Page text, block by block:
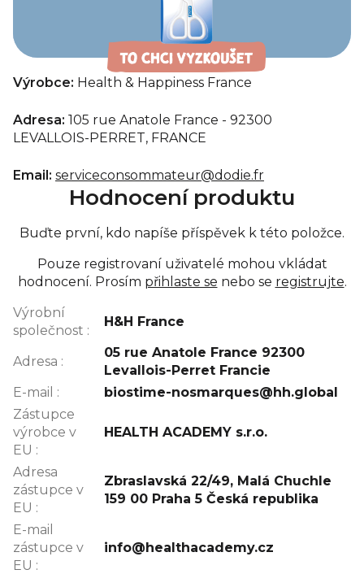
Výrobce: Health & Happiness France
Adresa: 105 rue Anatole France - 92300
LEVALLOIS-PERRET, FRANCE
Email: serviceconsommateur@dodie.fr
Hodnocení produktu
Buďte první, kdo napíše příspěvek k této položce.
Pouze registrovaní uživatelé mohou vkládat
hodnocení. Prosím přihlaste se nebo se registrujte.
Výrobní
společnost :
H&H France
Adresa :
05 rue Anatole France 92300
Levallois-Perret Francie
E-mail :
biostime-nosmarques@hh.global
Zástupce
výrobce v
EU :
HEALTH ACADEMY s.r.o.
Adresa
zástupce v
EU :
Zbraslavská 22/49, Malá Chuchle
159 00 Praha 5 Česká republika
E-mail
zástupce v
EU :
info@healthacademy.cz